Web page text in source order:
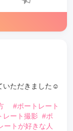
いただきました☺️
#ポートレート
レート撮影 #ポ
ートが好きな人